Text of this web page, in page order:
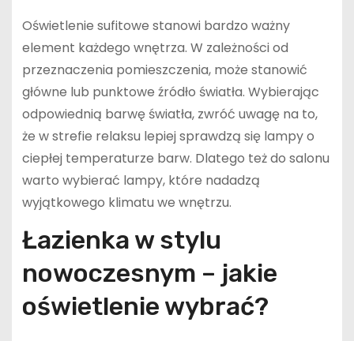
Oświetlenie sufitowe stanowi bardzo ważny
element każdego wnętrza. W zależności od
przeznaczenia pomieszczenia, może stanowić
główne lub punktowe źródło światła. Wybierając
odpowiednią barwę światła, zwróć uwagę na to,
że w strefie relaksu lepiej sprawdzą się lampy o
ciepłej temperaturze barw. Dlatego też do salonu
warto wybierać lampy, które nadadzą
wyjątkowego klimatu we wnętrzu.
Łazienka w stylu
nowoczesnym – jakie
oświetlenie wybrać?